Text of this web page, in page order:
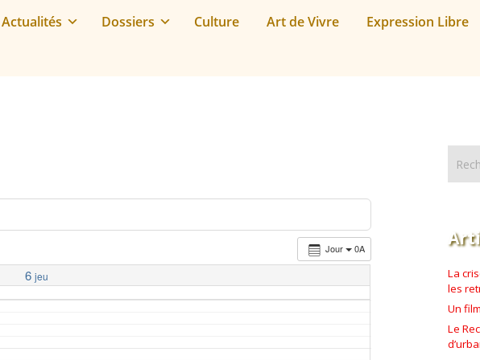
Actualités Dossiers Culture Art de Vivre Expression Libre
Jour
6 jeu
La
les
Un
Le